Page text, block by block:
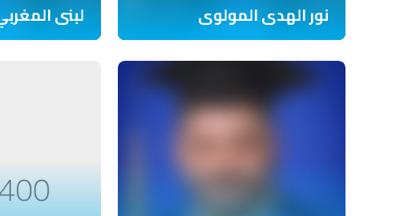
نور الهدى المولوى لبنى